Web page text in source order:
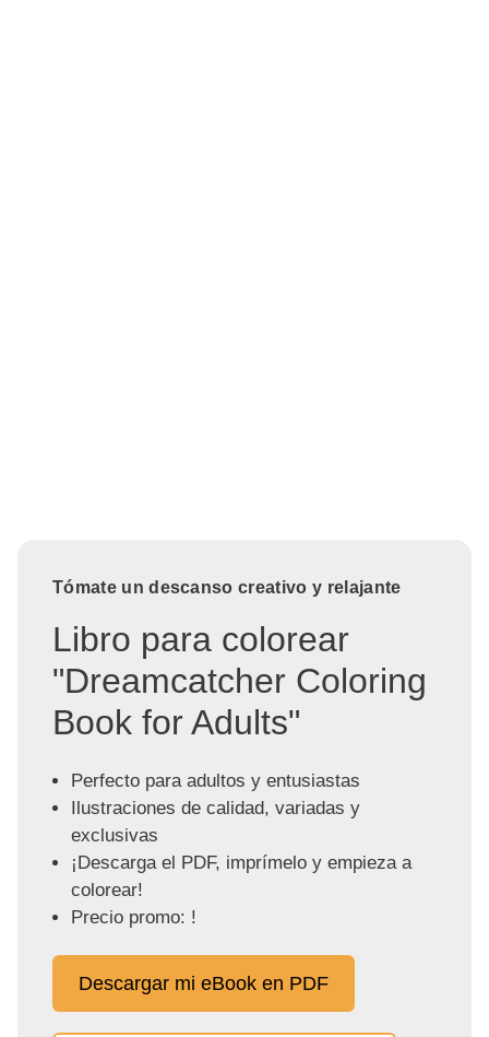
Tómate un descanso creativo y relajante
Libro para colorear
"Dreamcatcher Coloring
Book for Adults"
Perfecto para adultos y entusiastas
Ilustraciones de calidad, variadas y
exclusivas
¡Descarga el PDF, imprímelo y empieza a
colorear!
Precio promo: !
Descargar mi eBook en PDF